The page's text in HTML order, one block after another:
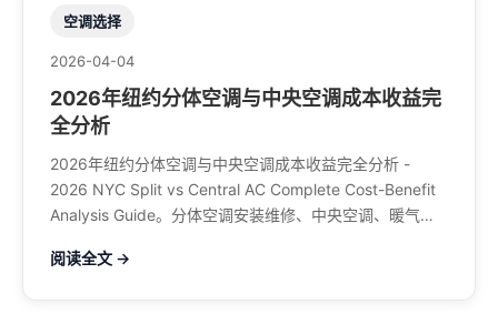
空调选择
2026-04-04
2026年纽约分体空调与中央空调成本收益完
全分析
2026年纽约分体空调与中央空调成本收益完全分析 -
2026 NYC Split vs Central AC Complete Cost-Benefit
Analysis Guide。分体空调安装维修、中央空调、暖气系
708-8979
阅读全文 →